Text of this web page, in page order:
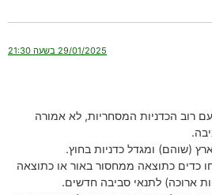
29/01/2025 בשעה 21:30
רוב הכדניות המסחריות, לא אמורה
(שוהם) ומגדל כדניות בחוץ.
כדים כתוצאה ממחסור באור או כתוצאה
ארוכה) לתנאי סביבה חדשים.